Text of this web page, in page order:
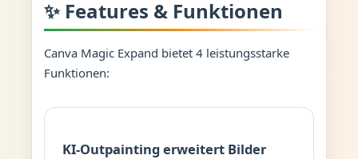
✨ Features & Funktionen
Canva Magic Expand bietet 4 leistungsstarke
Funktionen:
KI-Outpainting erweitert Bilder